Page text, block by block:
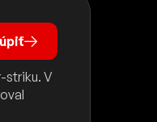
striku. V